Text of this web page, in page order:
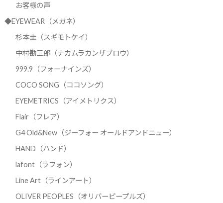
お客様の声
◆EYEWEAR（メガネ）
杉本圭（スギモトケイ）
中村勘三郎（ナカムラカンザブロウ）
999.9（フォーナインズ）
COCO SONG（ココソング）
EYEMETRICS（アイメトリクス）
Flair（フレア）
G4 Old&New（ジーフォー オールドアンドニュー）
HAND（ハンド）
lafont（ラフォン）
Line Art（ラインアート）
OLIVER PEOPLES（オリバーピープルズ）